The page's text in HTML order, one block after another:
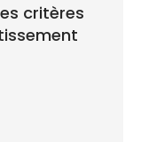
critères